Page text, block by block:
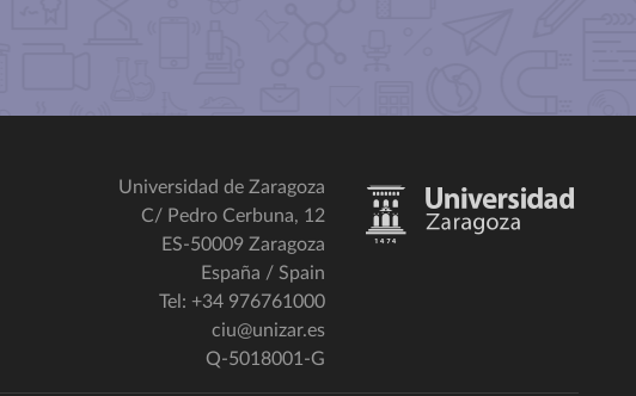
Universidad de Zaragoza
C/ Pedro Cerbuna, 12
ES-50009 Zaragoza
España / Spain
Tel: +34 976761000
ciu@unizar.es
Q-5018001-G